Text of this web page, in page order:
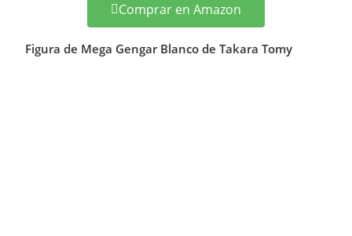
Comprar en Amazon
Figura de Mega Gengar Blanco de Takara Tomy